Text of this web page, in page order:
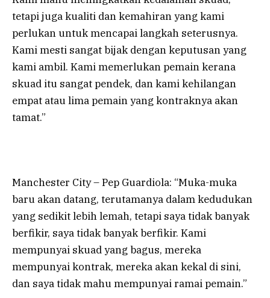
tetapi juga kualiti dan kemahiran yang kami
perlukan untuk mencapai langkah seterusnya.
Kami mesti sangat bijak dengan keputusan yang
kami ambil. Kami memerlukan pemain kerana
skuad itu sangat pendek, dan kami kehilangan
empat atau lima pemain yang kontraknya akan
tamat.”
Manchester City – Pep Guardiola: “Muka-muka
baru akan datang, terutamanya dalam kedudukan
yang sedikit lebih lemah, tetapi saya tidak banyak
berfikir, saya tidak banyak berfikir. Kami
mempunyai skuad yang bagus, mereka
mempunyai kontrak, mereka akan kekal di sini,
dan saya tidak mahu mempunyai ramai pemain.”